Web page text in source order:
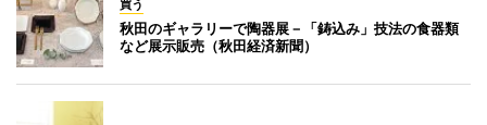
買う
秋田のギャラリーで陶器展－「鋳込み」技法の食器類
など展示販売（秋田経済新聞）